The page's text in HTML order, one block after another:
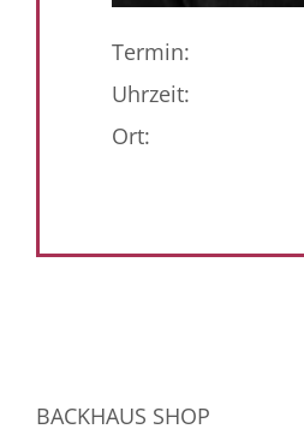
Termin:
Uhrzeit:
Ort:
BACKHAUS SHOP